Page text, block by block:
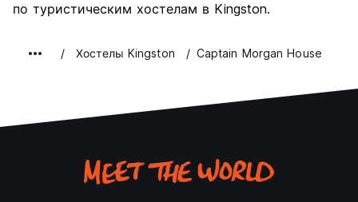
по туристическим хостелам в Kingston.
Хостелы Kingston Captain Morgan House